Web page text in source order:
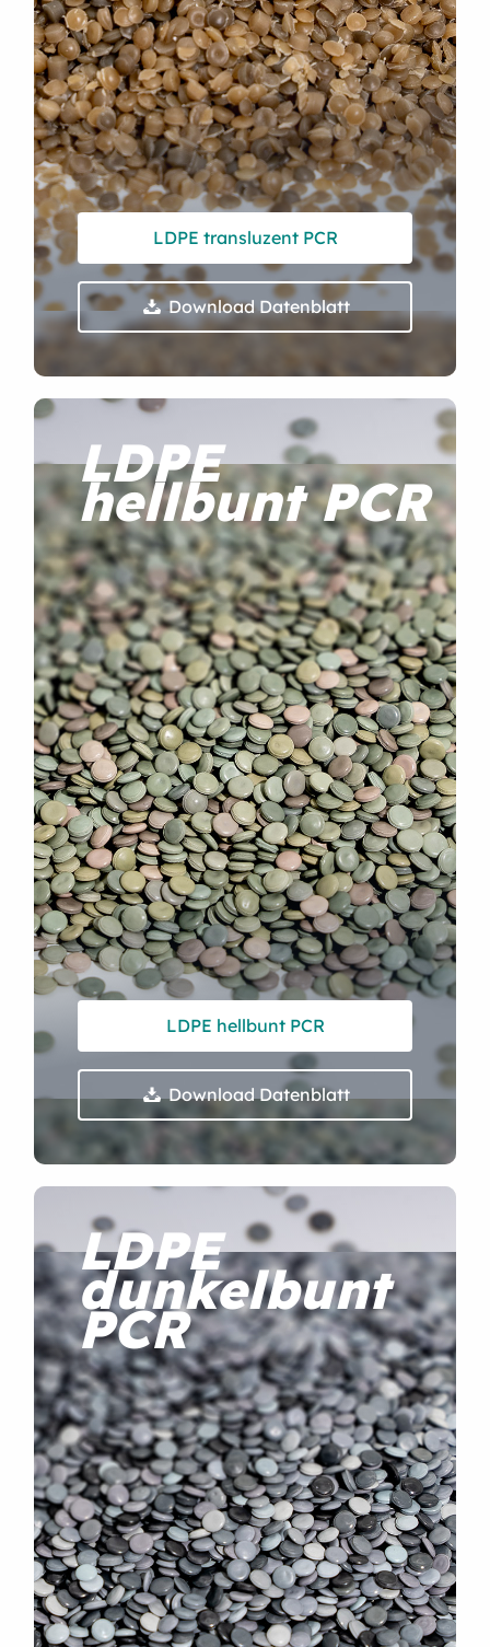
LDPE transluzent PCR
Download Datenblatt
LDPE
hellbunt PCR
LDPE hellbunt PCR
Download Datenblatt
LDPE
dunkelbunt
PCR